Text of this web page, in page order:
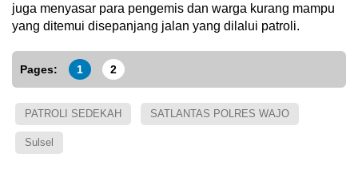
juga menyasar para pengemis dan warga kurang mampu
yang ditemui disepanjang jalan yang dilalui patroli.
Pages: 1 2
PATROLI SEDEKAH SATLANTAS POLRES WAJO
Sulsel